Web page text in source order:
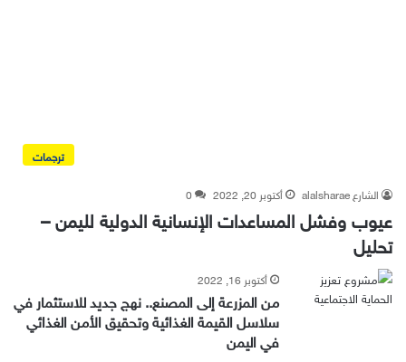
ترجمات
الشارع alalsharae أكتوبر 20, 2022 0
عيوب وفشل المساعدات الإنسانية الدولية لليمن –
تحليل
أكتوبر 16, 2022
من المزرعة إلى المصنع.. نهج جديد للاستثمار في
سلاسل القيمة الغذائية وتحقيق الأمن الغذائي
في اليمن